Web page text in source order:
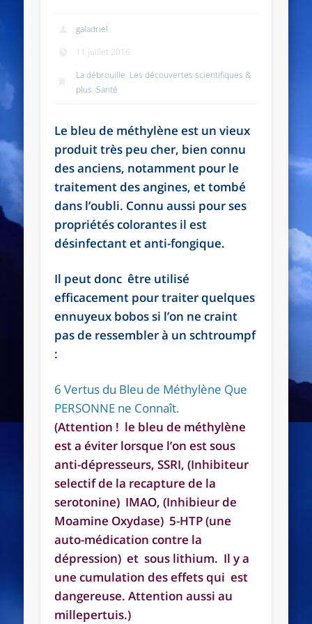
galadriel
11 juillet 2016
La débrouille, Les découvertes scientifiques &
plus,Santé
Le bleu de méthylène est un vieux
produit très peu cher, bien connu
des anciens, notamment pour le
traitement des angines, et tombé
dans l’oubli. Connu aussi pour ses
propriétés colorantes il est
désinfectant et anti-fongique.
Il peut donc être utilisé
efficacement pour traiter quelques
ennuyeux bobos si l’on ne craint
pas de ressembler à un schtroumpf
:
6 Vertus du Bleu de Méthylène Que
PERSONNE ne Connaît.
(Attention ! le bleu de méthylène
est a éviter lorsque l’on est sous
anti-dépresseurs, SSRI, (Inhibiteur
selectif de la recapture de la
serotonine) IMAO, (Inhibieur de
Moamine Oxydase) 5-HTP (une
auto-médication contre la
dépression) et sous lithium. Il y a
une cumulation des effets qui est
dangereuse. Attention aussi au
millepertuis.)